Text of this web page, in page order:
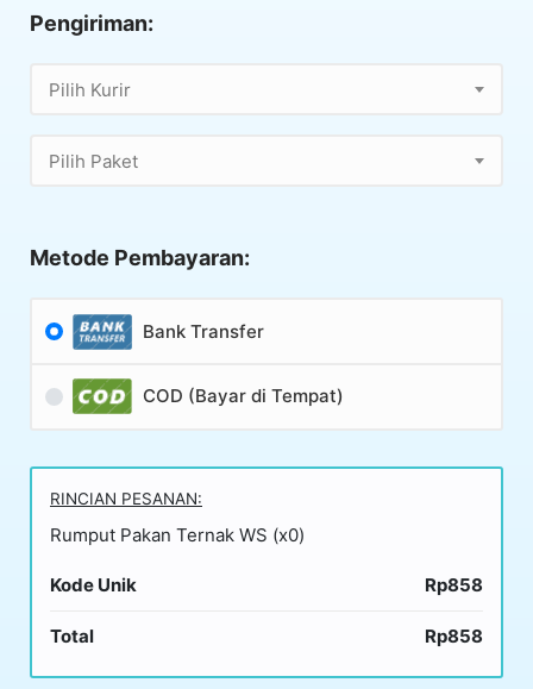
Pengiriman:
Pilih Kurir
Pilih Paket
Metode Pembayaran:
Bank Transfer
COD (Bayar di Tempat)
RINCIAN PESANAN:
Rumput Pakan Ternak WS (x0)
Kode Unik Rp858
Total Rp858